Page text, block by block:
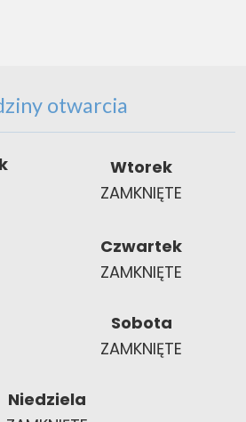
otwarcia
Wtorek
ZAMKNIĘTE
Czwartek
ZAMKNIĘTE
Sobota
ZAMKNIĘTE
Niedziela